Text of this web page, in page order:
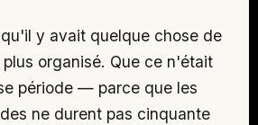
y avait quelque chose de
organisé. Que ce n'était
période — parce que les
ne durent pas cinquante